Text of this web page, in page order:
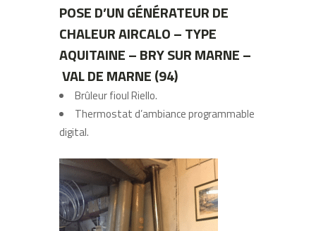
POSE D’UN GÉNÉRATEUR DE
CHALEUR AIRCALO – TYPE
AQUITAINE – BRY SUR MARNE –
VAL DE MARNE (94)
Brûleur fioul Riello.
Thermostat d’ambiance programmable
digital.